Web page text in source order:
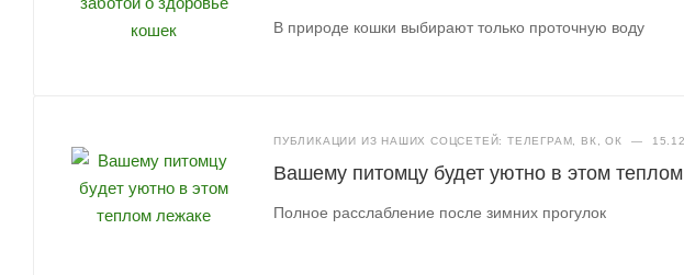
В природе кошки выбирают только проточную воду
ПУБЛИКАЦИИ ИЗ НАШИХ СОЦСЕТЕЙ: ТЕЛЕГРАМ, ВК, ОК —
Вашему питомцу будет уютно в этом
Полное расслабление после зимних прогулок